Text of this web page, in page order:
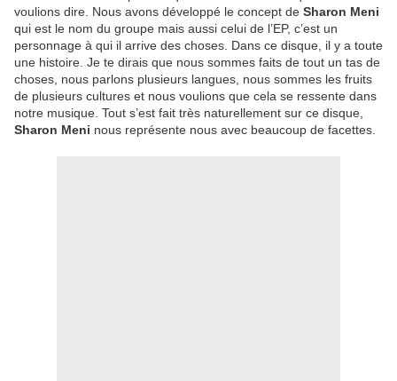
voulions dire. Nous avons développé le concept de Sharon Meni
qui est le nom du groupe mais aussi celui de l’EP, c’est un
personnage à qui il arrive des choses. Dans ce disque, il y a toute
une histoire. Je te dirais que nous sommes faits de tout un tas de
choses, nous parlons plusieurs langues, nous sommes les fruits
de plusieurs cultures et nous voulions que cela se ressente dans
notre musique. Tout s’est fait très naturellement sur ce disque,
Sharon Meni nous représente nous avec beaucoup de facettes.